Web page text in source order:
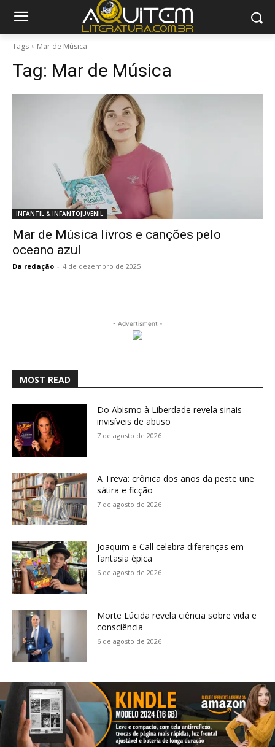
Tags Mar de Música
Tag: Mar de Música
INFANTIL & INFANTOJUVENIL
Mar de Música livros e canções pelo
oceano azul
Da redação - 4 de dezembro de 2025
- Advertisment -
MOST READ
Do Abismo à Liberdade revela sinais
invisíveis de abuso
7 de agosto de 2026
A Treva: crônica dos anos da peste une
sátira e ficção
7 de agosto de 2026
Joaquim e Call celebra diferenças em
fantasia épica
6 de agosto de 2026
Morte Lúcida revela ciência sobre vida e
consciência
6 de agosto de 2026